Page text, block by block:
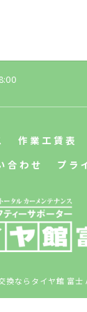
作業工賃表
合わせ プラ
ならタイヤ館 富士